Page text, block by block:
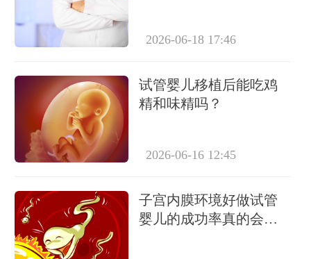
2026-06-18 17:46
试管婴儿移植后能吃鸡
精和味精吗？
2026-06-16 12:45
子宫内膜环境好做试管
婴儿的成功率真的会更